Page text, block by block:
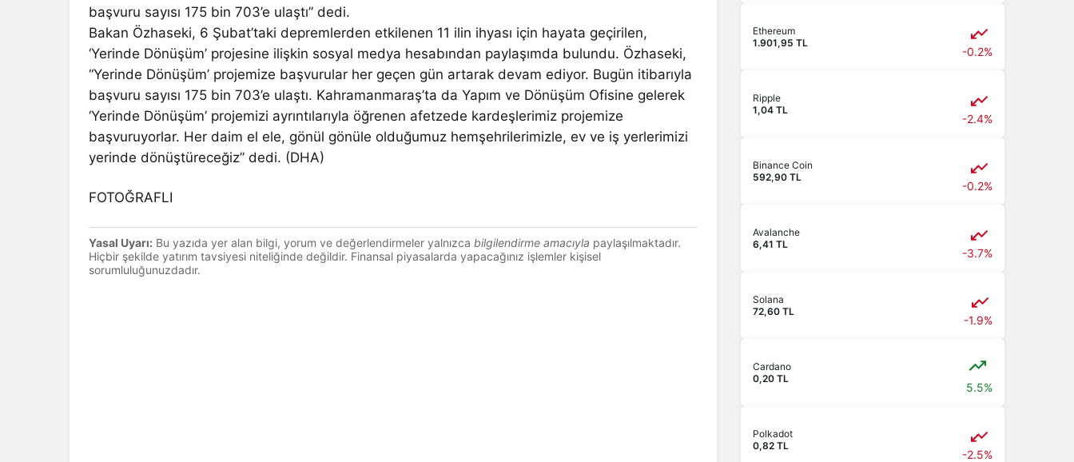
başvuru sayısı 175 bin 703’e ulaştı” dedi.
Bakan Özhaseki, 6 Şubat’taki depremlerden etkilenen 11 ilin ihyası için hayata geçirilen,
‘Yerinde Dönüşüm’ projesine ilişkin sosyal medya hesabından paylaşımda bulundu. Özhaseki,
“Yerinde Dönüşüm’ projemize başvurular her geçen gün artarak devam ediyor. Bugün itibarıyla
başvuru sayısı 175 bin 703’e ulaştı. Kahramanmaraş’ta da Yapım ve Dönüşüm Ofisine gelerek
‘Yerinde Dönüşüm’ projemizi ayrıntılarıyla öğrenen afetzede kardeşlerimiz projemize
başvuruyorlar. Her daim el ele, gönül gönüle olduğumuz hemşehrilerimizle, ev ve iş yerlerimizi
yerinde dönüştüreceğiz” dedi. (DHA)
FOTOĞRAFLI
Yasal Uyarı: Bu yazıda yer alan bilgi, yorum ve değerlendirmeler yalnızca bilgilendirme amacıyla paylaşılmaktadır.
Hiçbir şekilde yatırım tavsiyesi niteliğinde değildir. Finansal piyasalarda yapacağınız işlemler kişisel
sorumluluğunuzdadır.
Ethereum
1.901,95 TL
-0.2%
Ripple
1,04 TL
-2.4%
Binance Coin
592,90 TL
-0.2%
Avalanche
6,41 TL
-3.7%
Solana
72,60 TL
-1.9%
Cardano
0,20 TL
5.5%
Polkadot
0,82 TL
-2.5%